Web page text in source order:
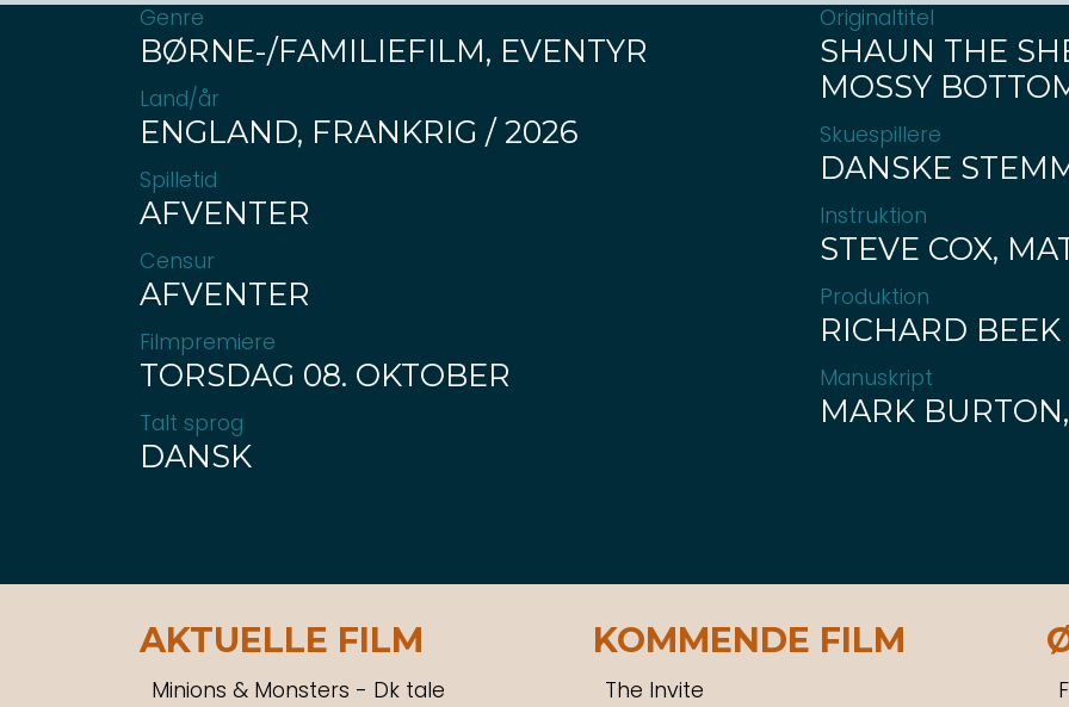
Genre
BØRNE-/FAMILIEFILM, EVENTYR
Land/år
ENGLAND, FRANKRIG / 2026
Spilletid
AFVENTER
Censur
AFVENTER
Filmpremiere
TORSDAG 08. OKTOBER
Talt sprog
DANSK
Originaltitel
SHAUN THE
MOSSY
Skuespillere
DANSKE
Instruktion
STEVE COX,
Produktion
RICHARD BEEK
Manuskript
MARK
AKTUELLE FILM
Minions & Monsters - Dk tale
KOMMENDE FILM
The Invite